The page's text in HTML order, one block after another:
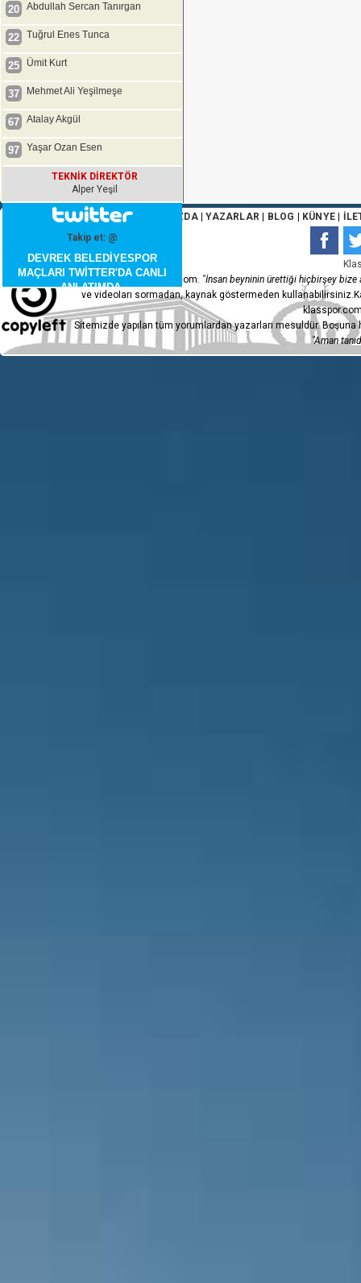
20 Abdullah Sercan Tanırgan
22 Tuğrul Enes Tunca
25 Ümit Kurt
37 Mehmet Ali Yeşilmeşe
67 Atalay Akgül
97 Yaşar Ozan Esen
TEKNİK DİREKTÖR
Alper Yeşil
Takip et: @
DEVREK BELEDİYESPOR
MAÇLARI TWİTTER'DA CANLI
ANLATIMDA.
ANA SAYFA| HAKKIMIZDA|YAZARLAR BLOG KÜNYE|
Copyleft 2015 - klasspor.com. "İnsan beyninin ürettiği hiçbirşey bize
ve videoları sormadan, kaynak göstermeden
Sitemizde yapılan tüm yorumlardan yazarları mesuldür.
"Aman